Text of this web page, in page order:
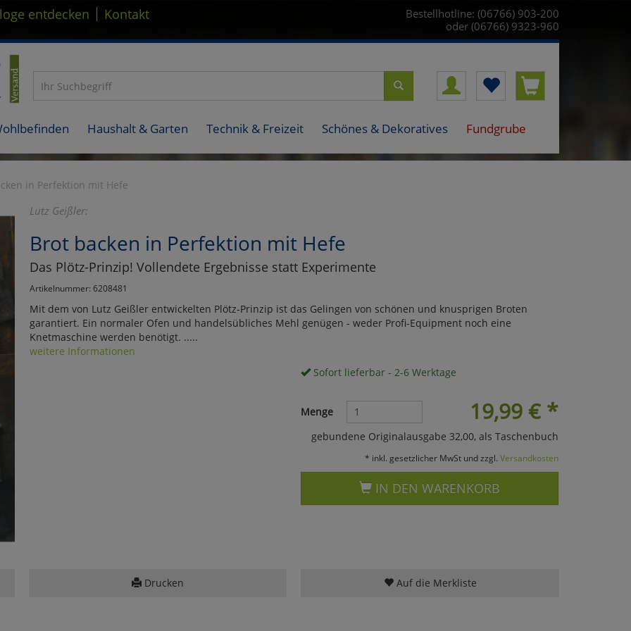
entdecken | Kontakt
Bestellhotline: (06766) 903-200
oder (06766) 9323-960
Haushalt & Garten Technik & Freizeit Schönes & Dekoratives Fundgrube
in Perfektion mit Hefe
Lutz Geißler:
Brot backen in Perfektion mit Hefe
Das Plötz-Prinzip! Vollendete Ergebnisse statt Experimente
Artikelnummer: 6208481
Mit dem von Lutz Geißler entwickelten Plötz-Prinzip ist das Gelingen von schönen und knusprigen Broten
garantiert. Ein normaler Ofen und handelsübliches Mehl genügen - weder Profi-Equipment noch eine
Knetmaschine werden benötigt. .....
weitere Informationen
Sofort lieferbar - 2-6 Werktage
19,99 €*
Menge
gebundene Originalausgabe 32,00, als Taschenbuch
* inkl. gesetzlicher MwSt und zzgl. Versandkosten
IN DEN WARENKORB
Drucken Auf die Merkliste